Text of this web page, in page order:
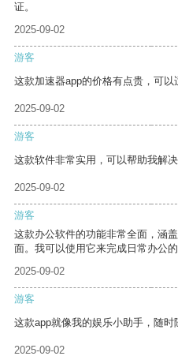
证。
2025-09-02
游客
这款加速器app的价格有点贵，可以
2025-09-02
游客
这款软件非常实用，可以帮助我解决
2025-09-02
游客
这款办公软件的功能非常全面，涵
面。我可以使用它来完成日常办公
2025-09-02
游客
这款app就像我的娱乐小助手，随时
2025-09-02